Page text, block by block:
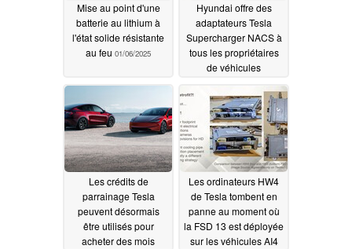
Mise au point d'une
batterie au lithium à
l'état solide résistante
au feu 01/06/2025
Hyundai offre des
adaptateurs Tesla
Supercharger NACS à
tous les propriétaires
de véhicules
électriques, y compris
les Genesis12/25/2024
Les crédits de
parrainage Tesla
peuvent désormais
être utilisés pour
acheter des mois
Les ordinateurs HW4
de Tesla tombent en
panne au moment où
la FSD 13 est déployée
sur les véhicules AI4